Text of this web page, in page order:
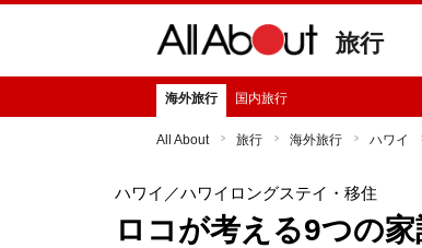
旅行
海外旅行 国内旅行
All About 旅行 海外旅行 ハワイ
ハワイ ／ハワイロングステイ・移住
ロコが考える9つの